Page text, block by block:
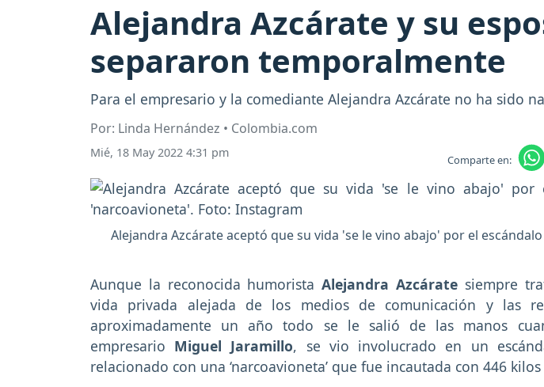
Alejandra Azcárate y su
separaron temporalmente
Para el empresario y la comediante Alejandra Azcárate no ha sido
Por: Linda Hernández • Colombia.com
Mié, 18 May 2022 4:31 pm Comparte en:
Alejandra Azcárate aceptó que su vida 'se le vino abajo' por el
Aunque la reconocida humorista Alejandra Azcárate siempre
vida privada alejada de los medios de comunicación y las
aproximadamente un año todo se le salió de las manos
empresario Miguel Jaramillo, se vio involucrado en un
relacionado con una ‘narcoavioneta’ que fue incautada con 446